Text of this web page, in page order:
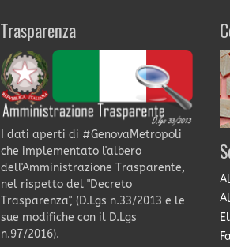
Trasparenza
I dati aperti di #GenovaMetropoli
che implementato l'albero
dell'Amministrazione Trasparente,
nel rispetto del "Decreto
Trasparenza", (D.Lgs n.33/2013 e le
sue modifiche con il D.Lgs
n.97/2016).